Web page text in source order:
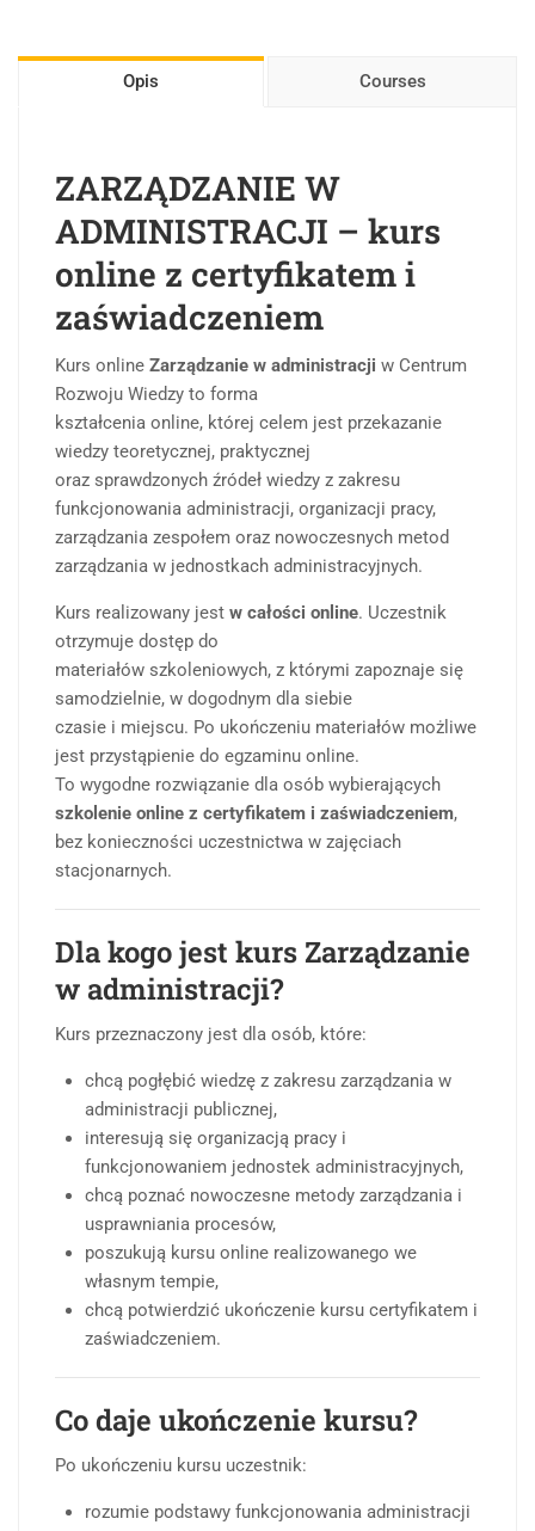
Opis Courses
ZARZĄDZANIE W
ADMINISTRACJI – kurs
online z certyfikatem i
zaświadczeniem
Kurs online Zarządzanie w administracji w Centrum
Rozwoju Wiedzy to forma
kształcenia online, której celem jest przekazanie
wiedzy teoretycznej, praktycznej
oraz sprawdzonych źródeł wiedzy z zakresu
funkcjonowania administracji, organizacji pracy,
zarządzania zespołem oraz nowoczesnych metod
zarządzania w jednostkach administracyjnych.
Kurs realizowany jest w całości online. Uczestnik
otrzymuje dostęp do
materiałów szkoleniowych, z którymi zapoznaje się
samodzielnie, w dogodnym dla siebie
czasie i miejscu. Po ukończeniu materiałów możliwe
jest przystąpienie do egzaminu online.
To wygodne rozwiązanie dla osób wybierających
szkolenie online z certyfikatem i zaświadczeniem,
bez konieczności uczestnictwa w zajęciach
stacjonarnych.
Dla kogo jest kurs Zarządzanie
w administracji?
Kurs przeznaczony jest dla osób, które:
chcą pogłębić wiedzę z zakresu zarządzania w
administracji publicznej,
interesują się organizacją pracy i
funkcjonowaniem jednostek administracyjnych,
chcą poznać nowoczesne metody zarządzania i
usprawniania procesów,
poszukują kursu online realizowanego we
własnym tempie,
chcą potwierdzić ukończenie kursu certyfikatem i
zaświadczeniem.
Co daje ukończenie kursu?
Po ukończeniu kursu uczestnik:
rozumie podstawy funkcjonowania administracji